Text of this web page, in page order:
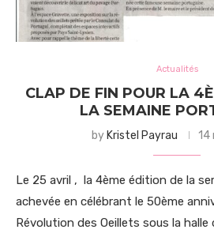
Actualités
CLAP DE FIN POUR LA
LA SEMAINE
by Kristel Payrau 14
Le 25 avril , la 4ème édition de la
achevée en célébrant le 50ème
Révolution des Oeillets sous la